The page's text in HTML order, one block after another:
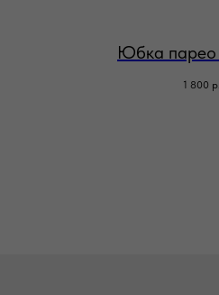
Юбка парео
1 800 р.